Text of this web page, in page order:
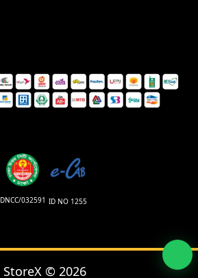
DNCC/032591 ID NO 1255
StoreX © 2026